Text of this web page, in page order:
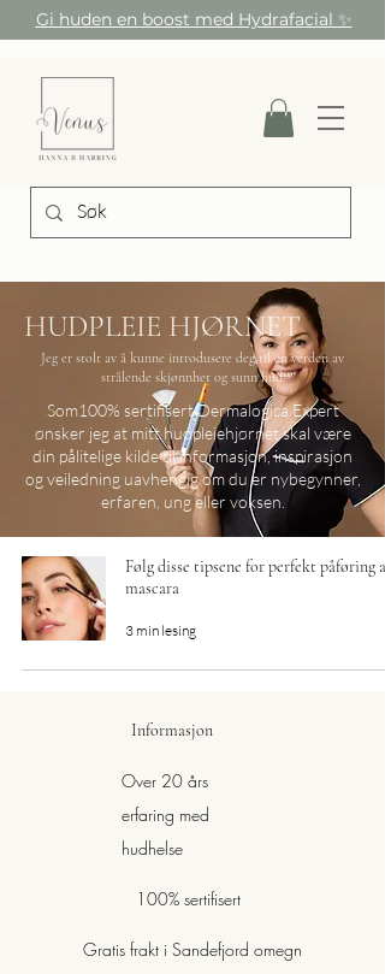
Gi huden en boost med Hydrafacial ✨
HUDPLEIE HJØRNET
Jeg er stolt av å kunne introdusere deg til en verden av
strålende skjønnhet og sunn hud.
Som100% sertifisert Dermalogica Expert
ønsker jeg at mitt hudpleiehjørnet skal være
din pålitelige kilde til informasjon, inspirasjon
og veiledning uavhengig om du er nybegynner,
erfaren, ung eller voksen.
Følg disse tipsene for perfekt påføring av
mascara
3 min lesing
Informasjon
Over 20 års
erfaring med
hudhelse
100% sertifisert
Gratis frakt i Sandefjord omegn